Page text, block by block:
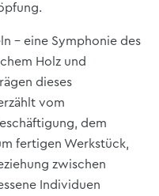
– eine Symphonie des
Holz und
dieses
vom
dem
fertigen Werkstück,
zwischen
Individuen